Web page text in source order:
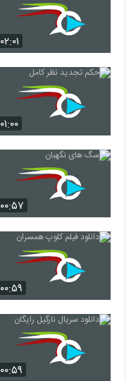
۰۲:۰۱
۰۱:۰۰
۰۰:۵۷
۰۰:۵۹
۰۰:۵۹